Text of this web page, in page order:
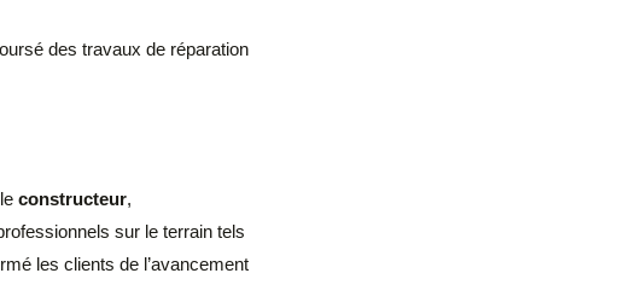
des travaux de réparation
constructeur,
sur le terrain tels
les clients de l’avancement